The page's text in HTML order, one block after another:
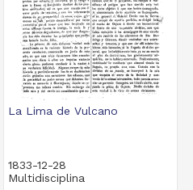
La Lima de Vulcano
1833-12-28
Multidisciplina